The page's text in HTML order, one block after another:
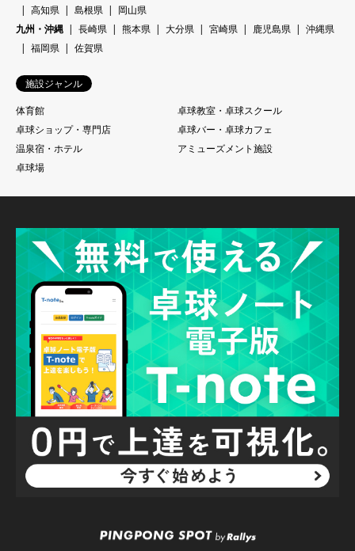
高知県
島根県
岡山県
九州・沖縄
長崎県 熊本県 大分県 宮崎県 鹿児島県
沖縄県
福岡県
佐賀県
施設ジャンル
体育館
卓球教室・卓球スクール
卓球ショップ・専門店
卓球バー・卓球カフェ
温泉宿・ホテル
アミューズメント施設
卓球場